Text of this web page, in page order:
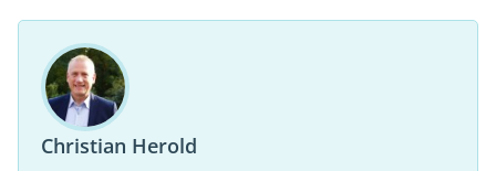
Christian Herold